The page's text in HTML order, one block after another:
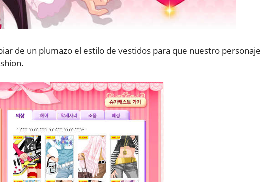
de un plumazo el estilo de vestidos para que nuestro personaje